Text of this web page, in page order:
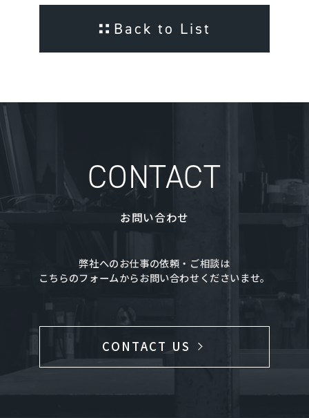
Back to List
CONTACT
お問い合わせ
弊社へのお仕事の依頼・ご相談は
こちらのフォームからお問い合わせくださいませ。
CONTACT US